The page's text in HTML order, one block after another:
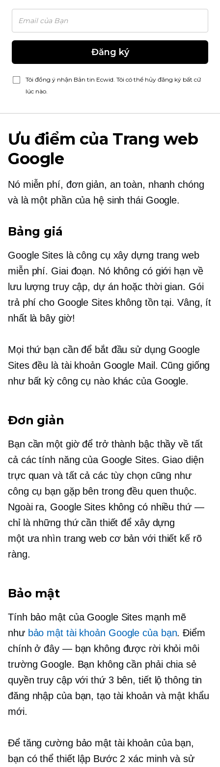
Đăng ký
Tôi đồng ý nhận Bản tin Ecwid. Tôi có thể hủy đăng ký bất cứ
lúc nào.
Ưu điểm của Trang web
Google
Nó miễn phí, đơn giản, an toàn, nhanh chóng
và là một phần của hệ sinh thái Google.
Bảng giá
Google Sites là công cụ xây dựng trang web
miễn phí. Giai đoạn. Nó không có giới hạn về
lưu lượng truy cập, dự án hoặc thời gian. Gói
trả phí cho Google Sites không tồn tại. Vâng, ít
nhất là bây giờ!
Mọi thứ bạn cần để bắt đầu sử dụng Google
Sites đều là tài khoản Google Mail. Cũng giống
như bất kỳ công cụ nào khác của Google.
Đơn giản
Bạn cần một giờ để trở thành bậc thầy về tất
cả các tính năng của Google Sites. Giao diện
trực quan và tất cả các tùy chọn cũng như
công cụ bạn gặp bên trong đều quen thuộc.
Ngoài ra, Google Sites không có nhiều thứ —
chỉ là những thứ cần thiết để xây dựng
một ưa nhìn trang web cơ bản với thiết kế rõ
ràng.
Bảo mật
Tính bảo mật của Google Sites mạnh mẽ
như bảo mật tài khoản Google của bạn. Điểm
chính ở đây — bạn không được rời khỏi môi
trường Google. Bạn không cần phải chia sẻ
quyền truy cập vớithứ 3bên, tiết lộ thông tin
đăng nhập của bạn, tạo tài khoản và mật khẩu
mới.
Để tăng cường bảo mật tài khoản của bạn,
bạn có thể thiết lập Bước 2 xác minh và sử